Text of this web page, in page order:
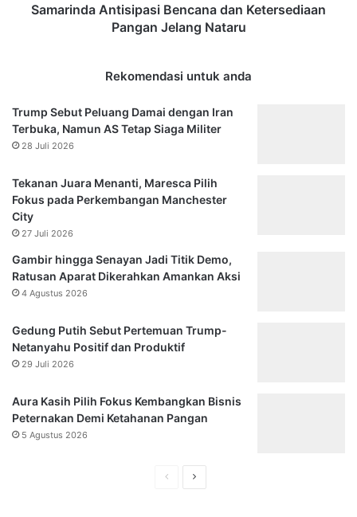
Samarinda Antisipasi Bencana dan Ketersediaan
Pangan Jelang Nataru
Rekomendasi untuk anda
Trump Sebut Peluang Damai dengan Iran
Terbuka, Namun AS Tetap Siaga Militer
28 Juli 2026
Tekanan Juara Menanti, Maresca Pilih
Fokus pada Perkembangan Manchester
City
27 Juli 2026
Gambir hingga Senayan Jadi Titik Demo,
Ratusan Aparat Dikerahkan Amankan Aksi
4 Agustus 2026
Gedung Putih Sebut Pertemuan Trump-
Netanyahu Positif dan Produktif
29 Juli 2026
Aura Kasih Pilih Fokus Kembangkan Bisnis
Peternakan Demi Ketahanan Pangan
5 Agustus 2026
HalamanHalaman